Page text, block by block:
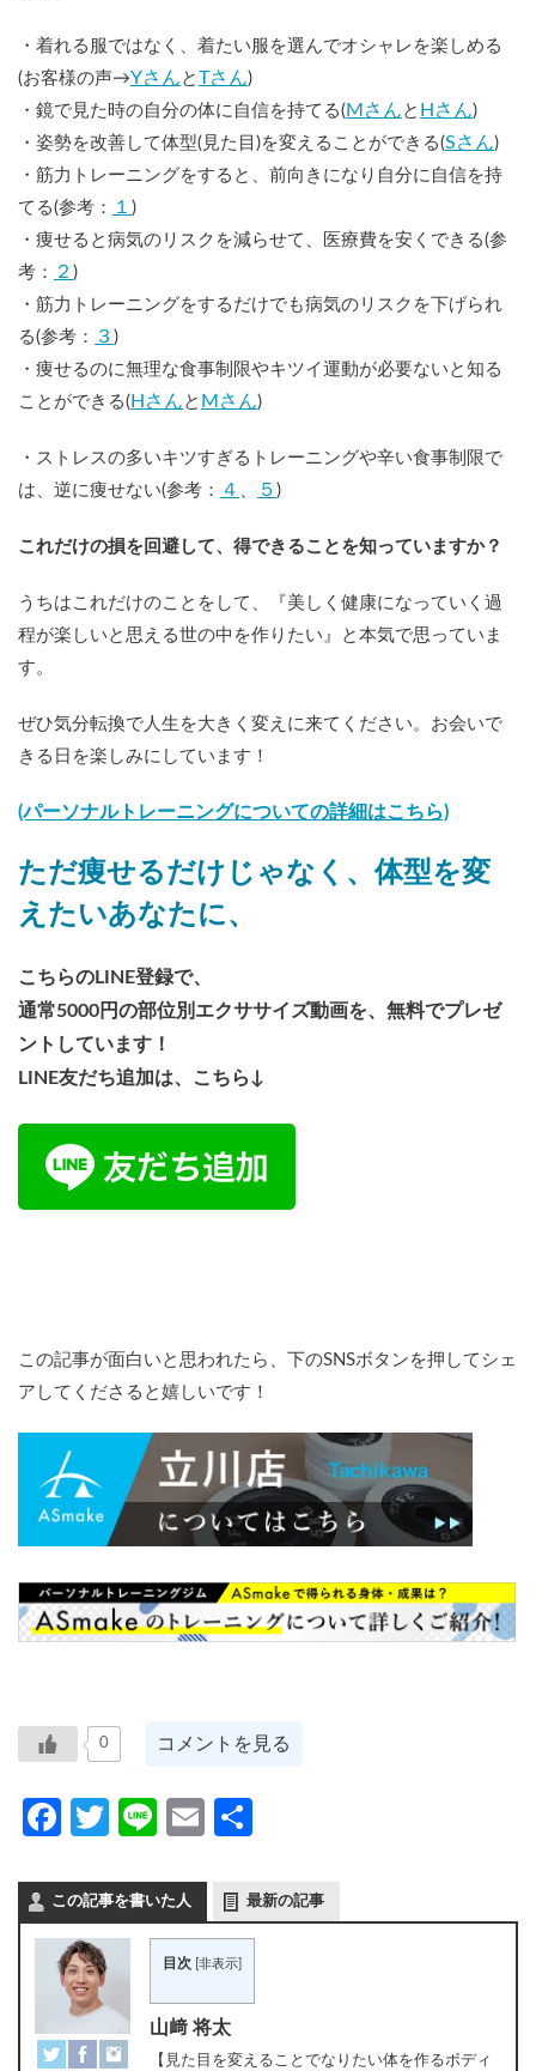
・着れる服ではなく、着たい服を選んでオシャレを楽しめる
(お客様の声→Yさん と Tさん)
・鏡で見た時の自分の体に自信を持てる(Mさん と Hさん)
・姿勢を改善して体型(見た目)を変えることができる(Sさん)
・筋力トレーニングをすると、前向きになり自分に自信を持
てる(参考：
１ )
・痩せると病気のリスクを減らせて、医療費を安くできる(参
考：
２ )
・筋力トレーニングをするだけでも病気のリスクを下げられ
る(参考：
３ )
・痩せるのに無理な食事制限やキツイ運動が必要ないと知る
ことができる(Hさん と Mさん)
・ストレスの多いキツすぎるトレーニングや辛い食事制限で
は、逆に痩せない(参考： ４ ５ )
これだけの損を回避して、得できることを知っていますか？
うちはこれだけのことをして、『美しく健康になっていく過
程が楽しいと思える世の中を作りたい』と本気で思っていま
す。
ぜひ気分転換で人生を大きく変えに来てください。お会いで
きる日を楽しみにしています！
(パーソナルトレーニングについての詳細はこちら)
ただ痩せるだけじゃなく、体型を変
えたいあなたに、
こちらのLINE登録で、
通常5000円の部位別エクササイズ動画を、無料でプレゼ
ントしています！
LINE友だち追加は、こちら↓
この記事が面白いと思われたら、下のSNSボタンを押してシェ
アしてくださると嬉しいです！
0 コメントを見る
Facebook
Twitter
LineEmail
この記事を書いた人 最新の記事
目次 非表示
山﨑 将太
【見た目を変えることでなりたい体を作るボディ